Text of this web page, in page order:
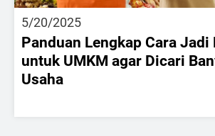
5/20/2025
Panduan Lengkap Cara
untuk UMKM agar Dicari
Usaha